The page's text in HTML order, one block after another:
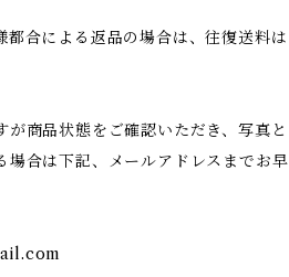
都合による返品の場合は、往復送料は
が商品状態をご確認いただき、写真と
場合は下記、メールアドレスまでお早